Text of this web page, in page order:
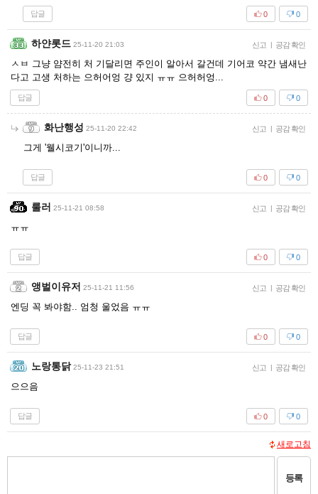
답글 0
0
하얀롯드 25-11-20 21:03 신고 | 공감 확인
ㅅㅂ 그냥 얌전히 처 기달리면 주인이 알아서 갈건데 기어코 약간 냄새난
다고 고생 처하는 으허어엉 걍 있지 ㅠㅠ 으허허엉...
답글 0
0
화난행성 25-11-20 22:42 신고 | 공감 확인
그게 '웰시코기'이니까...
답글 0
0
룰러 25-11-21 08:58 신고 | 공감 확인
ㅠㅠ
답글 0
0
앵벌이유저 25-11-21 11:56 신고 | 공감 확인
엔딩 꼭 봐야함.. 엄청 울었음 ㅠㅠ
답글 0
0
노랑통닭 25-11-23 21:51 신고 | 공감 확인
으으음
답글 0
0
새로고침
등록